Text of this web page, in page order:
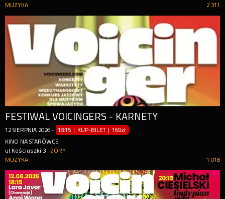
2 311
MUZYKA
FESTIWAL VOICINGERS - KARNETY
12 SIERPNIA 2026 - 18:15 | KUP-BILET |169zł
KINO NA STARÓWCE
ul.Kościuszki 3
ŻORY
1 018
MUZYKA